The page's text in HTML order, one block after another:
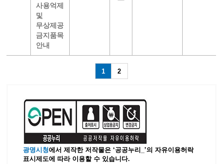
사용억제
및
무상제공
금지품목
안내
1 2
광명시청에서 제작한 저작물은 ‘공공누리_’의 자유이용허락
표시제도에 따라 이용할 수 있습니다.